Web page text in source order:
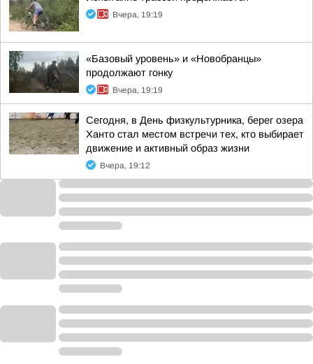
Вчера, 19:19
«Базовый уровень» и «Новобранцы»
продолжают гонку
Вчера, 19:19
Сегодня, в День физкультурника, берег озера
Ханто стал местом встречи тех, кто выбирает
движение и активный образ жизни
Вчера, 19:12